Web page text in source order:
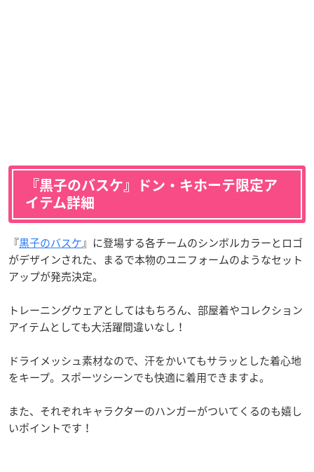
『黒子のバスケ』ドン・キホーテ限定ア
イテム詳細
『黒子のバスケ』に登場する各チームのシンボルカラーとロゴ
がデザインされた、まるで本物のユニフォームのようなセット
アップが発売決定。
トレーニングウェアとしてはもちろん、部屋着やコレクション
アイテムとしても大活躍間違いなし！
ドライメッシュ素材なので、汗をかいてもサラッとした着心地
をキープ。スポーツシーンでも快適に着用できますよ。
また、それぞれキャラクターのハンガーがついてくるのも嬉し
いポイントです！